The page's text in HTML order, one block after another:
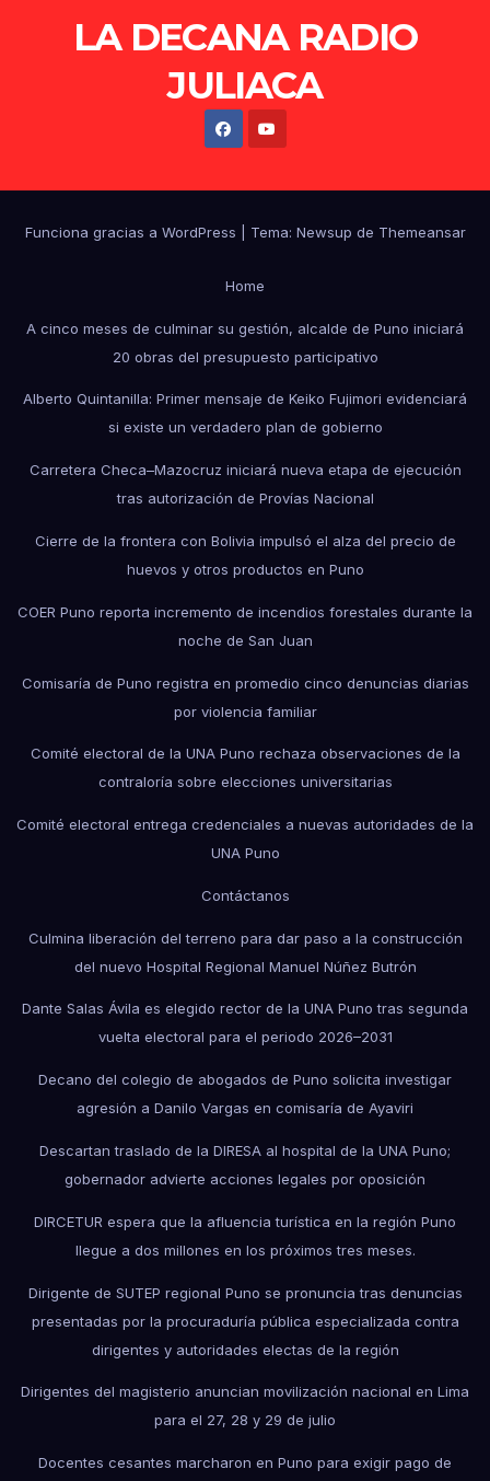
LA DECANA RADIO
JULIACA
Funciona gracias a WordPress Tema: Newsup de Themeansar
Home
A cinco meses de culminar su gestión, alcalde de Puno iniciará
20 obras del presupuesto participativo
Alberto Quintanilla: Primer mensaje de Keiko Fujimori evidenciará
si existe un verdadero plan de gobierno
Carretera Checa–Mazocruz iniciará nueva etapa de ejecución
tras autorización de Provías Nacional
Cierre de la frontera con Bolivia impulsó el alza del precio de
huevos y otros productos en Puno
COER Puno reporta incremento de incendios forestales durante la
noche de San Juan
Comisaría de Puno registra en promedio cinco denuncias diarias
por violencia familiar
Comité electoral de la UNA Puno rechaza observaciones de la
contraloría sobre elecciones universitarias
Comité electoral entrega credenciales a nuevas autoridades de la
UNA Puno
Contáctanos
Culmina liberación del terreno para dar paso a la construcción
del nuevo Hospital Regional Manuel Núñez Butrón
Dante Salas Ávila es elegido rector de la UNA Puno tras segunda
vuelta electoral para el periodo 2026–2031
Decano del colegio de abogados de Puno solicita investigar
agresión a Danilo Vargas en comisaría de Ayaviri
Descartan traslado de la DIRESA al hospital de la UNA Puno;
gobernador advierte acciones legales por oposición
DIRCETUR espera que la afluencia turística en la región Puno
llegue a dos millones en los próximos tres meses.
Dirigente de SUTEP regional Puno se pronuncia tras denuncias
presentadas por la procuraduría pública especializada contra
dirigentes y autoridades electas de la región
Dirigentes del magisterio anuncian movilización nacional en Lima
para el 27, 28 y 29 de julio
Docentes cesantes marcharon en Puno para exigir pago de